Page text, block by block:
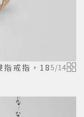
戒指，185/14